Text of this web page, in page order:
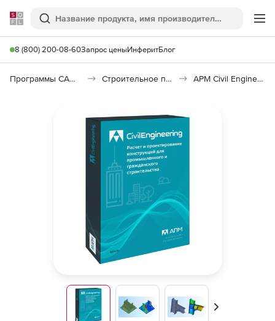
Softline
Поиск
8 (800) 200-08-60Запрос ценыИнферитБлог
Программы САПР и ГИС Строительное программное обеспечение APM Civil Engineering
Вперед